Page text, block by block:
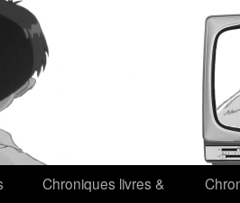
Chroniques livres &